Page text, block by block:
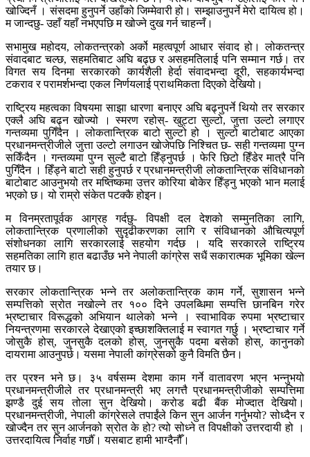
खोज्दिनँ । संसदमा हुनुपर्ने उहाँको जिम्मेवारी हो। सम्झाउनुपर्ने मेरो दायित्व हो।
म जान्दछु- उहाँ यहाँ नभएपछि म खोज्ने दुख गर्न चाहन्नँ।
सभामुख महोदय, लोकतन्त्रको अर्को महत्वपूर्ण आधार संवाद हो। लोकतन्त्र
संवादबाट चल्छ, सहमतिबाट अघि बढ्छ र असहमतिलाई पनि सम्मान गर्छ। तर
विगत सय दिनमा सरकारको कार्यशैली हेर्दा संवादभन्दा दूरी, सहकार्यभन्दा
टकराव र परामर्शभन्दा एकल निर्णयलाई प्राथमिकता दिएको देखियो।
राष्ट्रिय महत्वका विषयमा साझा धारणा बनाएर अघि बढ्नुपर्ने थियो तर सरकार
एक्लै अघि बढ्न खोज्यो । स्मरण रहोस्- खुट्टा सुल्टो, जुत्ता उल्टो लगाएर
गन्तव्यमा पुगिँदैन । लोकतान्त्रिक बाटो सुल्टो हो । सुल्टो बाटोबाट आएका
प्रधानमन्त्रीजीले जुत्ता उल्टो लगाउन खोजेपछि निश्चित छ- सही गन्तव्यमा पुग्न
सकिँदैन । गन्तव्यमा पुग्न सुल्टै बाटो हिँड्नुपर्छ । फेरि छिटो हिँडेर मात्रै पनि
पुगिँदैन । हिँड्ने बाटो सही हुनुपर्छ र प्रधानमन्त्रीजी लोकतान्त्रिक संविधानको
बाटोबाट आउनुभयो तर मष्तिष्कमा उत्तर कोरिया बोकेर हिँड्नु भएको भान मलाई
भएको छ। यो राम्रो संकेत पटक्कै होइन।
म विनम्रतापूर्वक आग्रह गर्दछु- विपक्षी दल देशको सम्मुनतिका लागि,
लोकतान्त्रिक प्रणालीको सुदृढीकरणका लागि र संविधानको औचित्यपूर्ण
संशोधनका लागि सरकारलाई सहयोग गर्दछ । यदि सरकारले राष्ट्रिय
सहमतिका लागि हात बढाउँछ भने नेपाली कांग्रेस सधैं सकारात्मक भूमिका खेल्न
तयार छ।
सरकार लोकतान्त्रिक भन्ने तर अलोकतान्त्रिक काम गर्ने, सुशासन भन्ने
सम्पत्तिको स्रोत नखोल्ने तर १०० दिने उपलब्धिमा सम्पत्ति छानबिन गरेर
भ्रष्टाचार विरूद्धको अभियान थालेको भन्ने । स्वाभाविक रुपमा भ्रष्टाचार
नियन्त्रणमा सरकारले देखाएको इच्छाशक्तिलाई म स्वागत गर्छु । भ्रष्टाचार गर्ने
जोसुकै होस्, जुनसुकै दलको होस्, जुनसुकै पदमा बसेको होस्, कानुनको
दायरामा आउनुपर्छ। यसमा नेपाली कांग्रेसको कुनै विमति छैन।
तर प्रश्न भने छ। ३५ वर्षसम्म देशमा काम गर्ने वातावरण भएन भन्नुभयो
प्रधानमन्त्रीजीले तर प्रधानमन्त्री भए लगत्तै प्रधानमन्त्रीजीको सम्पत्तिमा
झण्डै दुई सय तोला सुन देखियो। करोड बढी बैंक मोज्दात देखियो।
प्रधानमन्त्रीजी, नेपाली कांग्रेसले तपाईंले किन सुन आर्जन गर्नुभयो? सोध्दैन र
खोज्दैन तर सुन आर्जनको स्रोत के हो? त्यो सोध्ने त विपक्षीको उत्तरदायी हो ।
उत्तरदायित्व निर्वाह गर्छौँ। यसबाट हामी भाग्दैनौँ।